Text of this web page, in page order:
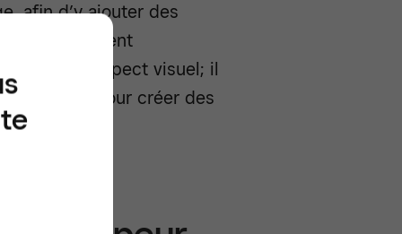
afin d’y ajouter des
se concentrent
que sur l’aspect visuel; il
graphiste pour créer des